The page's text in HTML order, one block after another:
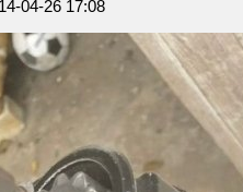
04-26 17:08